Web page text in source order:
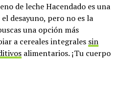
de leche Hacendado es una
desayuno, pero no es la
una opción más
a cereales integrales sin
alimentarios. ¡Tu cuerpo